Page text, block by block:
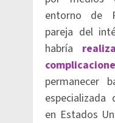
entorno de
pareja del
habría
permanecer
especializada
en Estados